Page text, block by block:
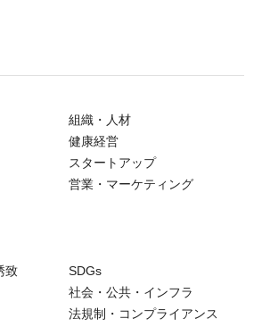
組織・人材
健康経営
スタートアップ
営業・マーケティング
致
SDGs
社会・公共・インフラ
法規制・コンプライアンス